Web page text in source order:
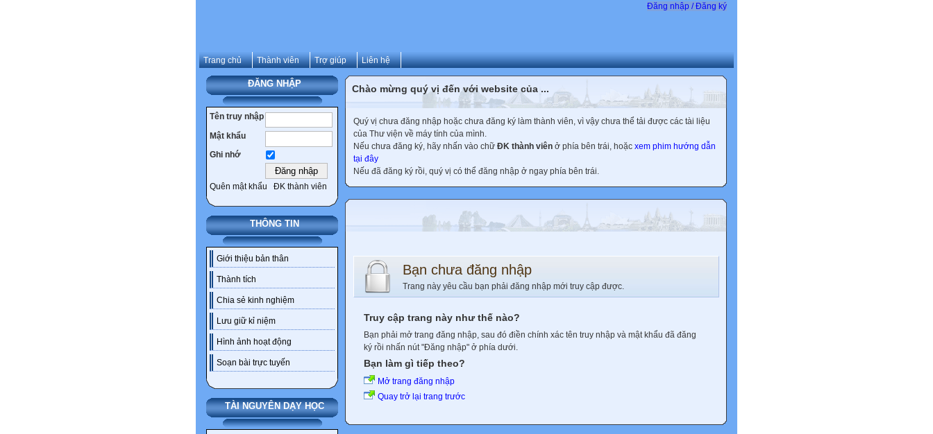
Đăng nhập / Đăng ký
Trang chủ Thành viên Trợ giúp Liên hệ
ĐĂNG NHẬP
Tên truy nhập
Mật khẩu
Ghi nhớ
Quên mật khẩu ĐK thành viên
THÔNG TIN
Giới thiệu bản thân
Thành tích
Chia sẻ kinh nghiệm
Lưu giữ kỉ niệm
Hình ảnh hoạt động
Soạn bài trực tuyến
TÀI NGUYÊN DẠY HỌC
Chào mừng quý vị đến với website của ...
Quý vị chưa đăng nhập hoặc chưa đăng ký làm thành viên, vì vậy chưa thể tải được các tài liệu
của Thư viện về máy tính của mình.
Nếu chưa đăng ký, hãy nhấn vào chữ ĐK thành viên ở phía bên trái, hoặc xem phim hướng dẫn
tại đây
Nếu đã đăng ký rồi, quý vị có thể đăng nhập ở ngay phía bên trái.
Bạn chưa đăng nhập
Trang này yêu cầu bạn phải đăng nhập mới truy cập được.
Truy cập trang này như thế nào?
Bạn phải mở trang đăng nhập, sau đó điền chính xác tên truy nhập và mật khẩu đã đăng
ký rồi nhấn nút "Đăng nhập" ở phía dưới.
Bạn làm gì tiếp theo?
Mở trang đăng nhập
Quay trở lại trang trước